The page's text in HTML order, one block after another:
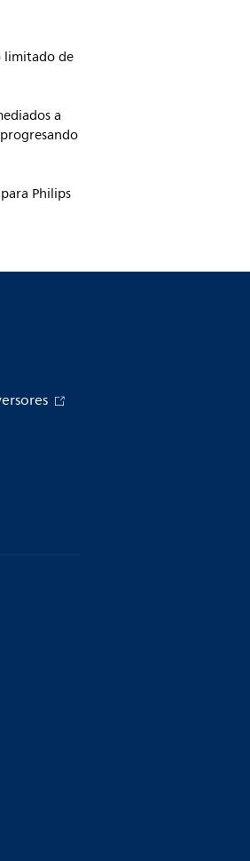
limitado de
a
Philips